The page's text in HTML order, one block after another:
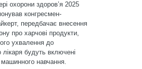
охорони здоров’я 2025
конгресмен-
передбачає внесення
про харчові продукти,
ухвалення до
будуть включені
машинного навчання.